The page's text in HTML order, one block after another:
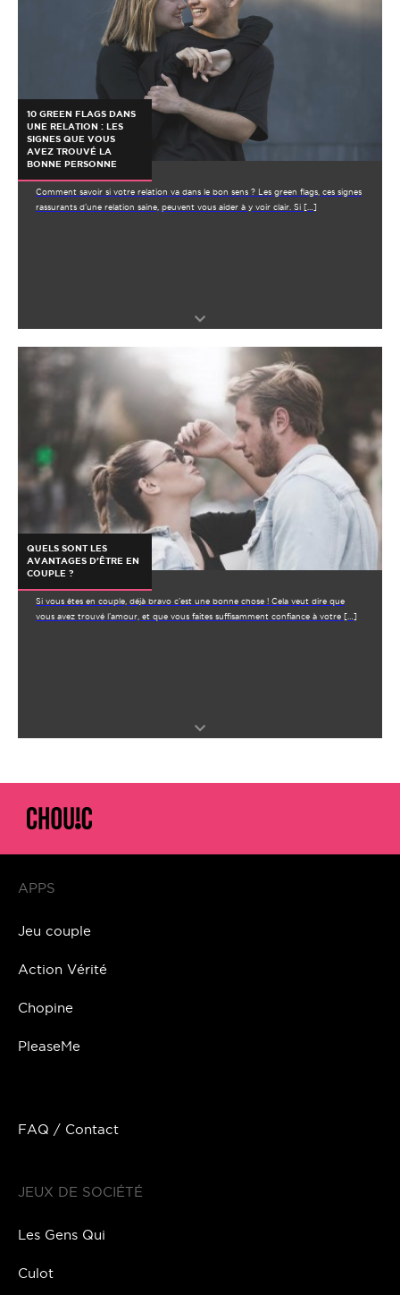
10 GREEN FLAGS DANS
UNE RELATION : LES
SIGNES QUE VOUS
AVEZ TROUVÉ LA
BONNE PERSONNE
Comment savoir si votre relation va dans le bon sens ? Les green flags, ces signes
rassurants d’une relation saine, peuvent vous aider à y voir clair. Si […]
QUELS SONT LES
AVANTAGES D’ÊTRE EN
COUPLE ?
Si vous êtes en couple, déjà bravo c’est une bonne chose ! Cela veut dire que
vous avez trouvé l’amour, et que vous faites suffisamment confiance à votre […]
APPS
Jeu couple
Action Vérité
Chopine
PleaseMe
FAQ / Contact
JEUX DE SOCIÉTÉ
Les Gens Qui
Culot